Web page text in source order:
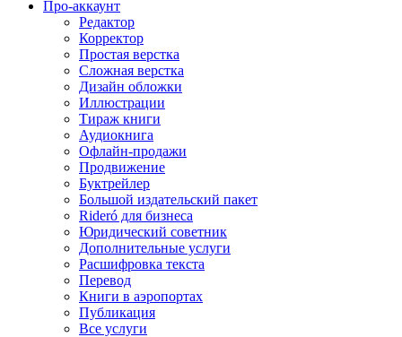
Про-аккаунт
Редактор
Корректор
Простая верстка
Сложная верстка
Дизайн обложки
Иллюстрации
Тираж книги
Аудиокнига
Офлайн-продажи
Продвижение
Буктрейлер
Большой издательский пакет
Rideró для бизнеса
Юридический советник
Дополнительные услуги
Расшифровка текста
Перевод
Книги в аэропортах
Публикация
Все услуги